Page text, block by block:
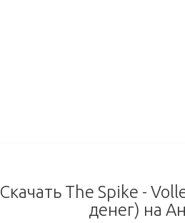
Скачать The Spike -
денег) на